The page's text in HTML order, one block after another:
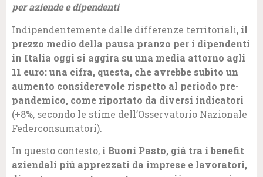
per aziende e dipendenti
Indipendentemente dalle differenze territoriali, il
prezzo medio della pausa pranzo per i dipendenti
in Italia oggi si aggira su una media attorno agli
11 euro: una cifra, questa, che avrebbe subìto un
aumento considerevole rispetto al periodo pre-
pandemico, come riportato da diversi indicatori
(+8%, secondo le stime dell’Osservatorio Nazionale
Federconsumatori).
In questo contesto, i Buoni Pasto, già tra i benefit
aziendali più apprezzati da imprese e lavoratori,